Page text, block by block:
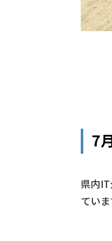
7
県内
ていま